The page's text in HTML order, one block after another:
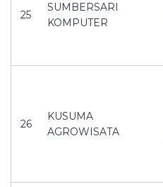
25
SUMBERSARI
KOMPUTER
26
KUSUMA
AGROWISATA